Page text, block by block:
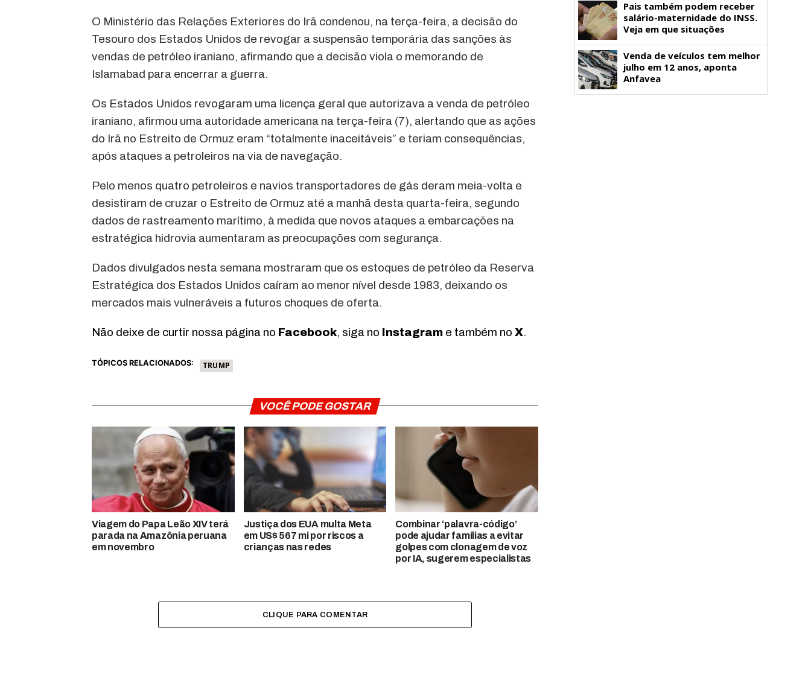
O Ministério das Relações Exteriores do Irã condenou, na terça-feira, a decisão do
Tesouro dos Estados Unidos de revogar a suspensão temporária das sanções às
vendas de petróleo iraniano, afirmando que a decisão viola o memorando de
Islamabad para encerrar a guerra.
Os Estados Unidos revogaram uma licença geral que autorizava a venda de petróleo
iraniano, afirmou uma autoridade americana na terça-feira (7), alertando que as ações
do Irã no Estreito de Ormuz eram “totalmente inaceitáveis” e teriam consequências,
após ataques a petroleiros na via de navegação.
Pelo menos quatro petroleiros e navios transportadores de gás deram meia-volta e
desistiram de cruzar o Estreito de Ormuz até a manhã desta quarta-feira, segundo
dados de rastreamento marítimo, à medida que novos ataques a embarcações na
estratégica hidrovia aumentaram as preocupações com segurança.
Dados divulgados nesta semana mostraram que os estoques de petróleo da Reserva
Estratégica dos Estados Unidos caíram ao menor nível desde 1983, deixando os
mercados mais vulneráveis a futuros choques de oferta.
Não deixe de curtir nossa página no Facebook, siga no Instagram e também no X.
TÓPICOS RELACIONADOS: TRUMP
VOCÊ PODE GOSTAR
Viagem do Papa Leão XIV terá
parada na Amazônia peruana
em novembro
Justiça dos EUA multa Meta
em US$ 567 mi por riscos a
crianças nas redes
Combinar ‘palavra-código’
pode ajudar famílias a evitar
golpes com clonagem de voz
por IA, sugerem especialistas
CLIQUE PARA COMENTAR
Pais também podem receber
salário-maternidade do INSS.
Veja em que situações
Venda de veículos tem melhor
julho em 12 anos, aponta
Anfavea